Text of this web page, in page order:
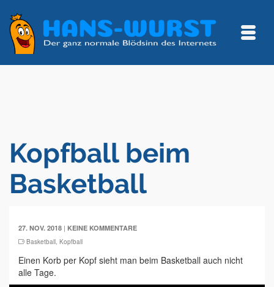
Kopfball beim
Basketball
27. NOV. 2018 | KEINE KOMMENTARE
Basketball, Kopfball
Einen Korb per Kopf sieht man beim Basketball auch nicht
alle Tage.